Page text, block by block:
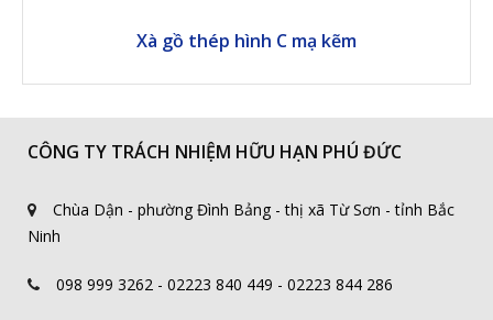
Xà gồ thép hình C mạ kẽm
CÔNG TY TRÁCH NHIỆM HỮU HẠN PHÚ ĐỨC
Chùa Dận - phường Đình Bảng - thị xã Từ Sơn - tỉnh Bắc
Ninh
098 999 3262 - 02223 840 449 - 02223 844 286